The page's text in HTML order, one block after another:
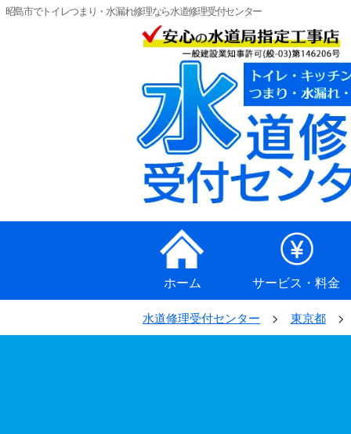
昭島市でトイレつまり・水漏れ修理なら水道修理受付センター
ホーム サービス・料金
水道修理受付センター 東京都